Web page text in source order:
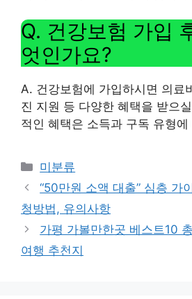
Q. 건강보험 가입
엇인가요?
A. 건강보험에 가입하시면 의료
진 지원 등 다양한 혜택을 받으
적인 혜택은 소득과 구독 유형
Categories
미분류
“50만원 소액 대출” 심층 가
청방법, 유의사항
가평 가볼만한곳 베스트10
여행 추천지